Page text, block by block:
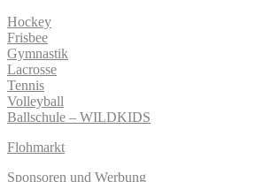
Hockey
Frisbee
Gymnastik
Lacrosse
Tennis
Volleyball
Ballschule – WILDKIDS
Flohmarkt
Sponsoren und Werbung